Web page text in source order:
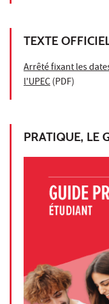
TEXTE
Arrêté fixant les
l'UPEC(PDF)
PRATIQUE, LE